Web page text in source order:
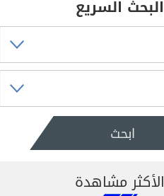
البحث السريع
ابحث
الأكثر مشاهدة